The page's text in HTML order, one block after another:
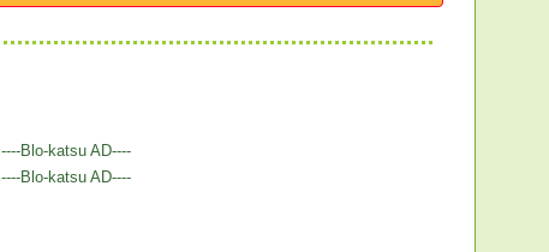
----Blo-katsu AD----
----Blo-katsu AD----